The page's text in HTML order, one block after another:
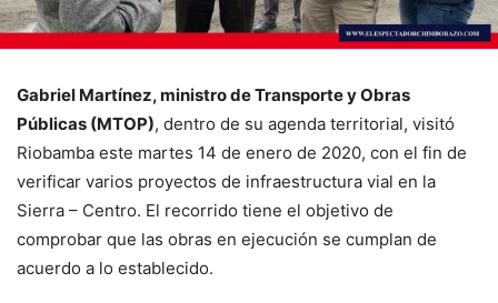
Gabriel Martínez, ministro de Transporte y Obras
Públicas (MTOP), dentro de su agenda territorial, visitó
Riobamba este martes 14 de enero de 2020, con el fin de
verificar varios proyectos de infraestructura vial en la
Sierra – Centro. El recorrido tiene el objetivo de
comprobar que las obras en ejecución se cumplan de
acuerdo a lo establecido.